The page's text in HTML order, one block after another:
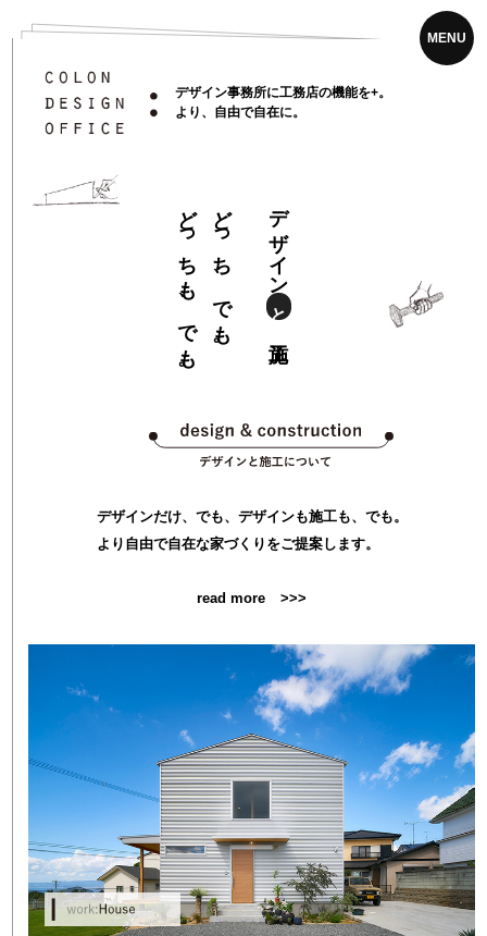
MENU
デザイン事務所に工務店の機能を+。
より、自由で自在に。
どっちも、でも。どっち、でも。 デザイン
と
デザインだけ、でも、デザインも施工も、でも。
より自由で自在な家づくりをご提案します。
read more >>>